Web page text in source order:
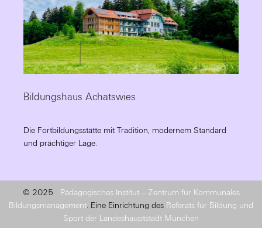
Bildungshaus Achatswies
Die Fortbildungsstätte mit Tradition, modernem Standard
und prächtiger Lage.
© 2025 Pädagogisches Institut – Zentrum für Kommunales
Bildungsmanagement. Eine Einrichtung des Referats für Bildung und
Sport der Landeshauptstadt München